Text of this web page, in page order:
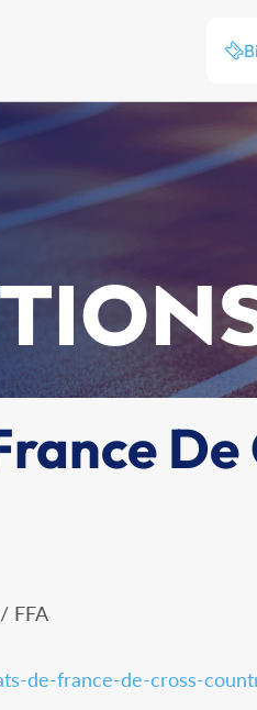
FFA
de-france-de-cross-